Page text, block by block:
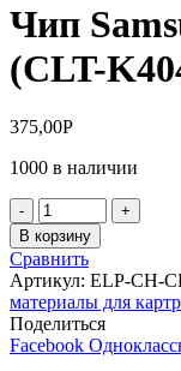
Чип
(СLT-
375,00Р
1000 в наличии
Количество
товара
Чип
Samsung
SL-
C430/480
(СLT-
K404S)
В корзину
Сравнить
Артикул: ELP-CH-
материалы для
Поделиться
Facebook